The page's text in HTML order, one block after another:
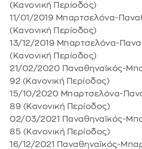
(Κανονική Περίοδος)
11/01/2019 Μπαρτσελόνα-
(Κανονική Περίοδος)
13/12/2019 Μπαρτσελόνα-
(Κανονική Περίοδος)
21/02/2020 Παναθηναϊκός-
92 (Κανονική Περίοδος)
15/10/2020 Μπαρτσελόνα-
89 (Κανονική Περίοδος)
02/03/2021 Παναθηναϊκός-
85 (Κανονική Περίοδος)
16/12/2021 Παναθηναϊκός-